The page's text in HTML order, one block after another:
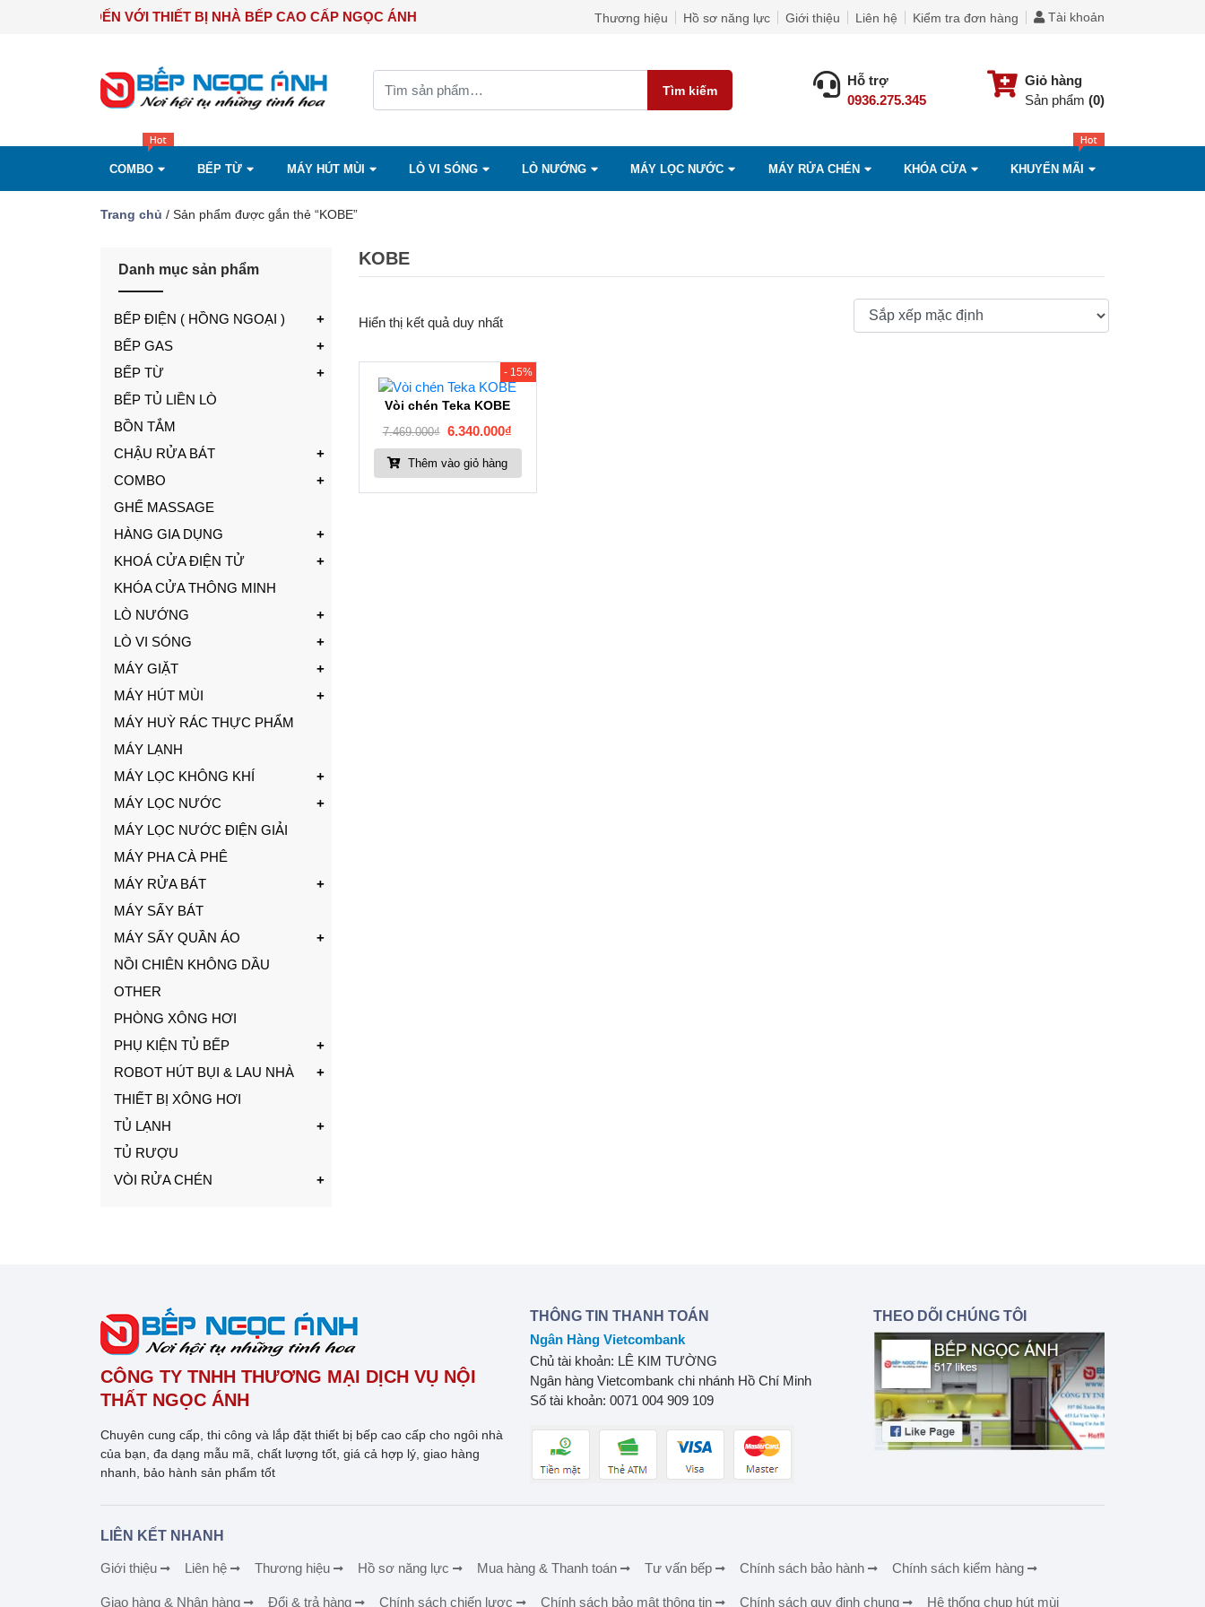
MỪNG BẠN ĐẾN VỚI THIẾT BỊ NHÀ BẾP CAO CẤP NGỌC ÁNH Thương hiệu Hồ sơ năng lực Giới thiệu Liên hệ Kiểm tra đơn hàng Tài khoản
Tìm kiếm
Hỗ trợ
0936.275.345
Giỏ hàng
Sản phẩm (0)
COMBO BẾP TỪ MÁY HÚT MÙI LÒ VI SÓNG LÒ NƯỚNG MÁY LỌC NƯỚC MÁY RỬA CHÉN KHÓA CỬA KHUYẾN MÃI
Trang chủ / Sản phẩm được gắn thẻ “KOBE”
Danh mục sản phẩm
BẾP ĐIỆN ( HỒNG NGOẠI )
BẾP GAS
BẾP TỪ
BẾP TỦ LIỀN LÒ
BỒN TẮM
CHẬU RỬA BÁT
COMBO
GHẾ MASSAGE
HÀNG GIA DỤNG
KHOÁ CỬA ĐIỆN TỬ
KHÓA CỬA THÔNG MINH
LÒ NƯỚNG
LÒ VI SÓNG
MÁY GIẶT
MÁY HÚT MÙI
MÁY HUỲ RÁC THỰC PHẨM
MÁY LẠNH
MÁY LỌC KHÔNG KHÍ
MÁY LỌC NƯỚC
MÁY LỌC NƯỚC ĐIỆN GIẢI
MÁY PHA CÀ PHÊ
MÁY RỬA BÁT
MÁY SẤY BÁT
MÁY SẤY QUẦN ÁO
NỒI CHIÊN KHÔNG DẦU
OTHER
PHÒNG XÔNG HƠI
PHỤ KIỆN TỦ BẾP
ROBOT HÚT BỤI & LAU NHÀ
THIẾT BỊ XÔNG HƠI
TỦ LẠNH
TỦ RƯỢU
VÒI RỬA CHÉN
KOBE
Hiển thị kết quả duy nhất
- 15%
Vòi chén Teka KOBE
7.469.000₫ 6.340.000₫
Thêm vào giỏ hàng
CÔNG TY TNHH THƯƠNG MẠI DỊCH VỤ NỘI
THẤT NGỌC ÁNH
Chuyên cung cấp, thi công và lắp đặt thiết bị bếp cao cấp cho ngôi nhà
của bạn, đa dạng mẫu mã, chất lượng tốt, giá cả hợp lý, giao hàng
nhanh, bảo hành sản phẩm tốt
THÔNG TIN THANH TOÁN
Ngân Hàng Vietcombank
Chủ tài khoản: LÊ KIM TƯỜNG
Ngân hàng Vietcombank chi nhánh Hồ Chí Minh
Số tài khoản: 0071 004 909 109
THEO DÕI CHÚNG TÔI
LIÊN KẾT NHANH
Giới thiệu Liên hệ Thương hiệu Hồ sơ năng lực Mua hàng & Thanh toán Tư vấn bếp Chính sách bảo hành Chính sách kiểm hàng
Giao hàng & Nhận hàng Đổi & trả hàng Chính sách chiến lược Chính sách bảo mật thông tin Chính sách quy định chung Hệ thống chụp hút mùi